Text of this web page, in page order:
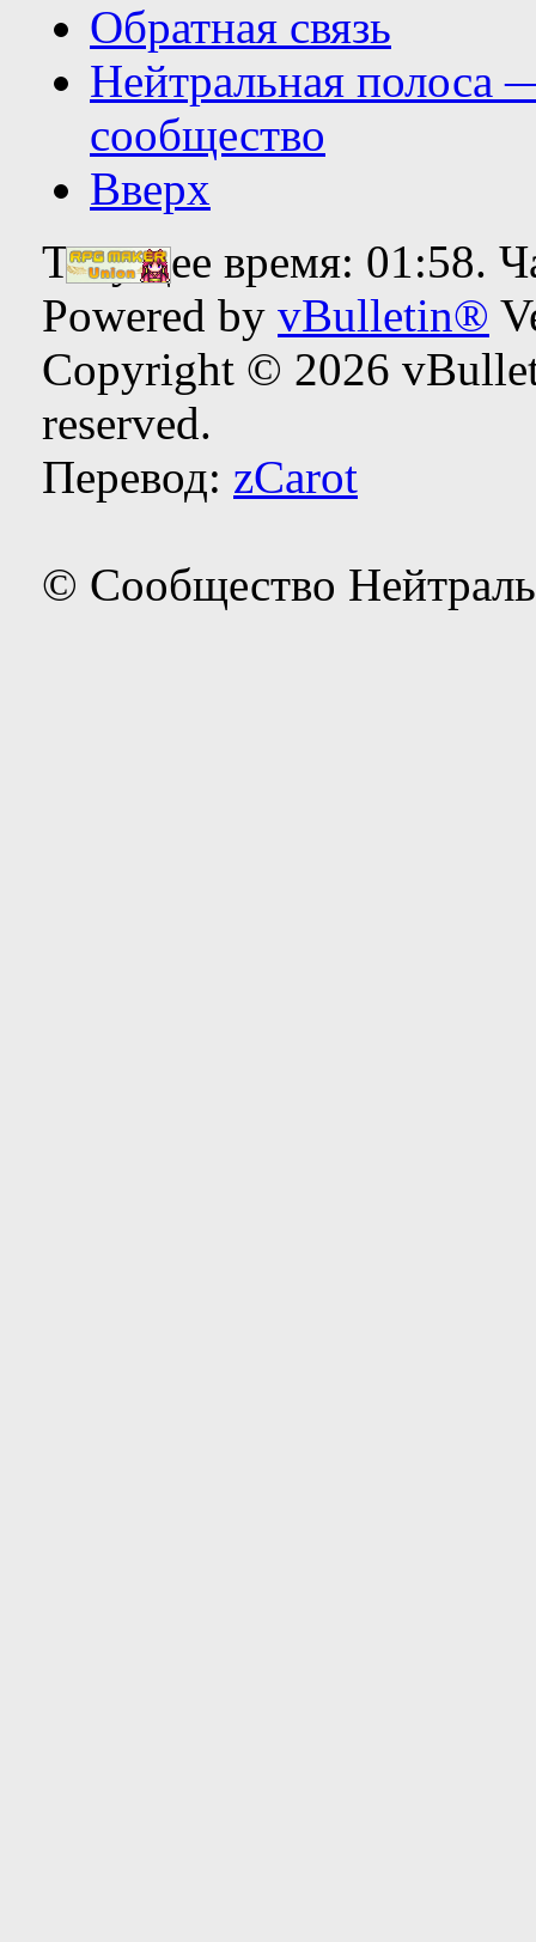
Обратная связь
Нейтральная полоса
сообщество
Вверх
Текущее время: 01:58.
Powered by vBulletin®
Copyright © 2026
reserved.
Перевод: zCarot
© Сообщество